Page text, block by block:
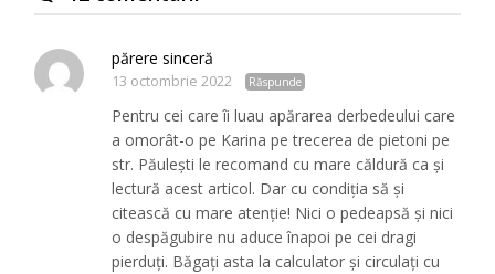
părere sinceră
13 octombrie 2022 Răspunde
Pentru cei care îi luau apărarea derbedeului care
a omorât-o pe Karina pe trecerea de pietoni pe
str. Păulești le recomand cu mare căldură ca și
lectură acest articol. Dar cu condiția să și
citească cu mare atenție! Nici o pedeapsă și nici
o despăgubire nu aduce înapoi pe cei dragi
pierduți. Băgați asta la calculator și circulați cu